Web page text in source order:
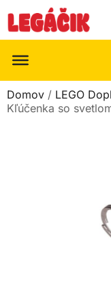
Domov / LEGO
Kľúčenka so